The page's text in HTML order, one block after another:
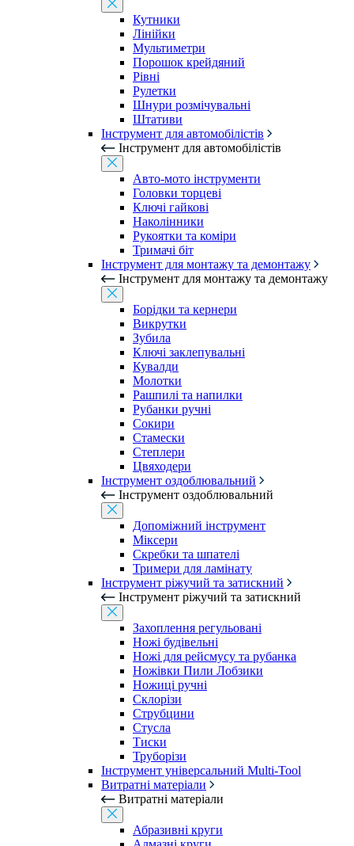
Кутники
Лінійки
Мультиметри
Порошок крейдяний
Рівні
Рулетки
Шнури розмічувальні
Штативи
Інструмент для автомобілістів
Інструмент для автомобілістів
Авто-мото інструменти
Головки торцеві
Ключі гайкові
Наколінники
Рукоятки та коміри
Тримачі біт
Інструмент для монтажу та демонтажу
Інструмент для монтажу та демонтажу
Борідки та кернери
Викрутки
Зубила
Ключі заклепувальні
Кувалди
Молотки
Рашпилі та напилки
Рубанки ручні
Сокири
Стамески
Степлери
Цвяходери
Інструмент оздоблювальний
Інструмент оздоблювальний
Допоміжний інструмент
Міксери
Скребки та шпателі
Тримери для ламінату
Інструмент ріжучий та затискний
Інструмент ріжучий та затискний
Захоплення регульовані
Ножі будівельні
Ножі для рейсмусу та рубанка
Ножівки Пили Лобзики
Ножиці ручні
Склорізи
Струбцини
Стусла
Тиски
Труборізи
Інструмент універсальний Multi-Tool
Витратні матеріали
Витратні матеріали
Абразивні круги